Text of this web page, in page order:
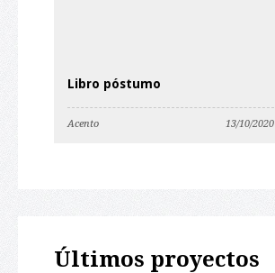
Libro póstumo
Acento 13/10/2020
Últimos proyectos